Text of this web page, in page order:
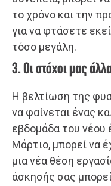
το χρόνο και την
για να φτάσετε
τόσο μεγάλη.
3. Οι στόχοι μας
Η βελτίωση της
να φαίνεται ένας
εβδομάδα του νέου
Μάρτιο, μπορεί να
μια νέα θέση
άσκησής σας